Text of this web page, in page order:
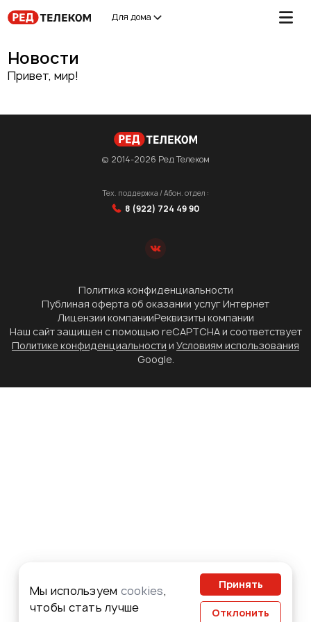
Для дома
Новости
Привет, мир!
© 2014-2026 Ред Телеком
Тех. поддержка / Абон. отдел :
8 (922) 724 49 90
Политика конфиденциальности
Публиная оферта об оказании услуг Интернет
Лицензии компанииРеквизиты компании
Наш сайт защищен с помощью reCAPTCHA и соответствует
Политике конфиденциальности и Условиям использования
Google.
Мы используем cookies,
чтобы стать лучше
Принять
Отклонить